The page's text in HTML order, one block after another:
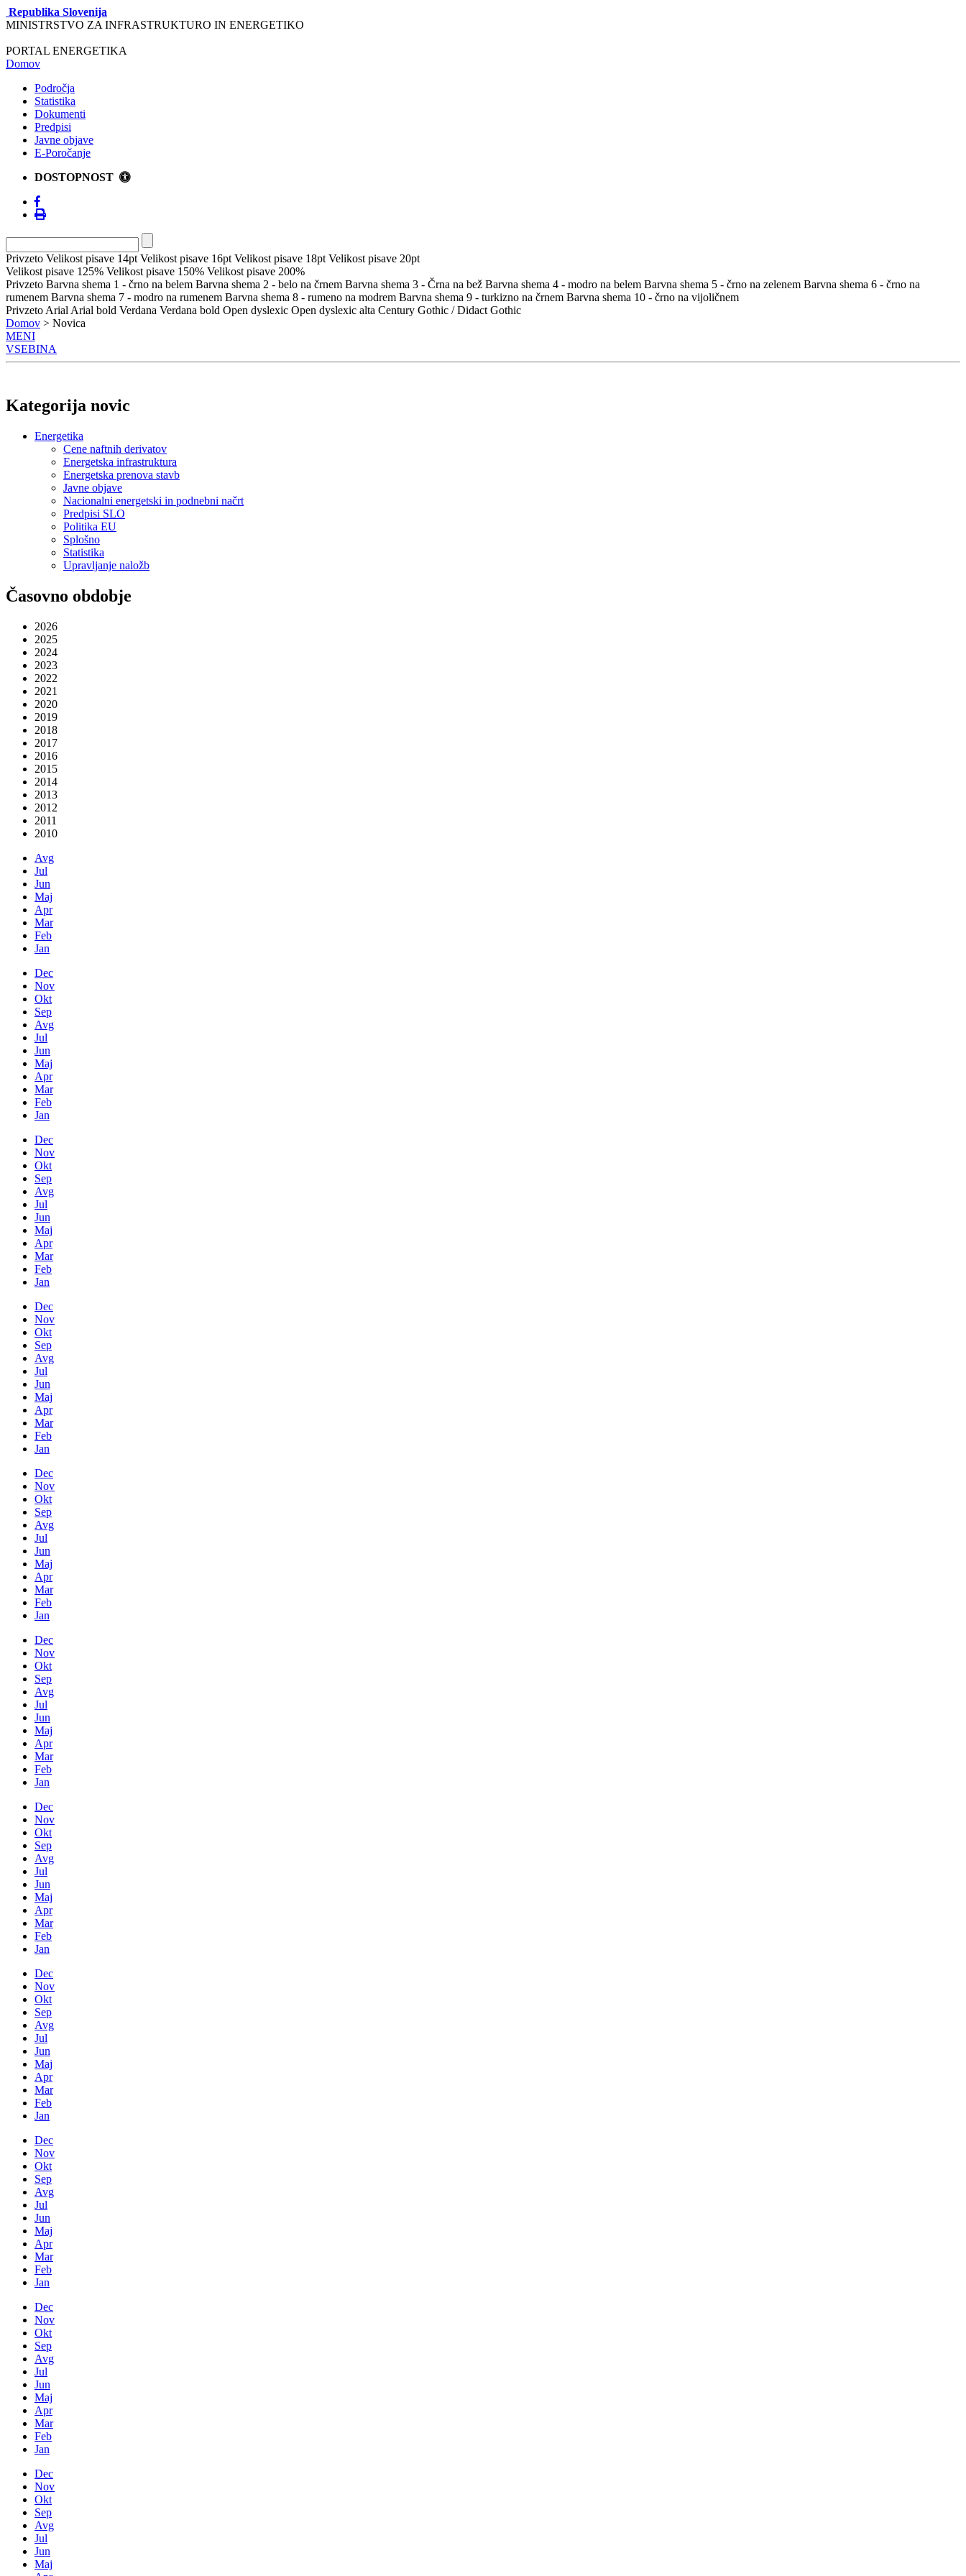
Republika Slovenija
MINISTRSTVO ZA INFRASTRUKTURO IN ENERGETIKO
PORTAL ENERGETIKA
Domov
Področja
Statistika
Dokumenti
Predpisi
Javne objave
E-Poročanje
DOSTOPNOST
Privzeto Velikost pisave 14pt Velikost pisave 16pt Velikost pisave 18pt Velikost pisave 20pt
Velikost pisave 125% Velikost pisave 150% Velikost pisave 200%
Privzeto Barvna shema 1 - črno na belem Barvna shema 2 - belo na črnem Barvna shema 3 - Črna na bež Barvna shema 4 - modro na belem Barvna shema 5 - črno na zelenem Barvna shema 6 - črno na
rumenem Barvna shema 7 - modro na rumenem Barvna shema 8 - rumeno na modrem Barvna shema 9 - turkizno na črnem Barvna shema 10 - črno na vijoličnem
Privzeto Arial Arial bold Verdana Verdana bold Open dyslexic Open dyslexic alta Century Gothic / Didact Gothic
Domov > Novica
MENI
VSEBINA
Kategorija novic
Energetika
Cene naftnih derivatov
Energetska infrastruktura
Energetska prenova stavb
Javne objave
Nacionalni energetski in podnebni načrt
Predpisi SLO
Politika EU
Splošno
Statistika
Upravljanje naložb
Časovno obdobje
2026
2025
2024
2023
2022
2021
2020
2019
2018
2017
2016
2015
2014
2013
2012
2011
2010
Avg
Jul
Jun
Maj
Apr
Mar
Feb
Jan
Dec
Nov
Okt
Sep
Avg
Jul
Jun
Maj
Apr
Mar
Feb
Jan
Dec
Nov
Okt
Sep
Avg
Jul
Jun
Maj
Apr
Mar
Feb
Jan
Dec
Nov
Okt
Sep
Avg
Jul
Jun
Maj
Apr
Mar
Feb
Jan
Dec
Nov
Okt
Sep
Avg
Jul
Jun
Maj
Apr
Mar
Feb
Jan
Dec
Nov
Okt
Sep
Avg
Jul
Jun
Maj
Apr
Mar
Feb
Jan
Dec
Nov
Okt
Sep
Avg
Jul
Jun
Maj
Apr
Mar
Feb
Jan
Dec
Nov
Okt
Sep
Avg
Jul
Jun
Maj
Apr
Mar
Feb
Jan
Dec
Nov
Okt
Sep
Avg
Jul
Jun
Maj
Apr
Mar
Feb
Jan
Dec
Nov
Okt
Sep
Avg
Jul
Jun
Maj
Apr
Mar
Feb
Jan
Dec
Nov
Okt
Sep
Avg
Jul
Jun
Maj